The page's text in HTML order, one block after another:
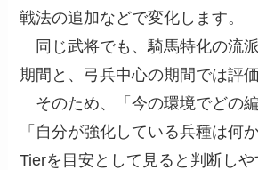
戦法の追加などで変化します。
同じ武将でも、騎馬特化の流
期間と、弓兵中心の期間では評
そのため、「今の環境でどの編
「自分が強化している兵種は何
Tierを目安として見ると判断しや